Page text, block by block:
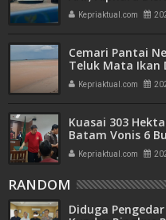
Mitra Usaha
Kepriaktual.com
Cemari Pantai
Teluk Mata Ikan
Amdal
Kepriaktual.com
Kuasai 303
Batam Vonis 6
Kepriaktual.com
RANDOM
Diduga